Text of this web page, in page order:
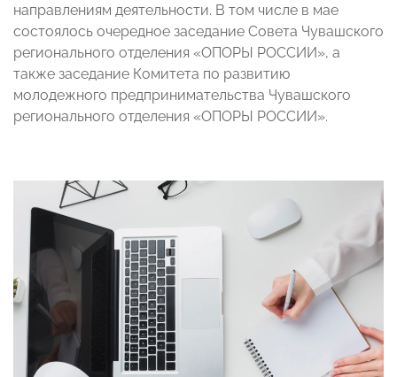
направлениям деятельности. В том числе в мае
состоялось очередное заседание Совета Чувашского
регионального отделения «ОПОРЫ РОССИИ», а
также заседание Комитета по развитию
молодежного предпринимательства Чувашского
регионального отделения «ОПОРЫ РОССИИ».